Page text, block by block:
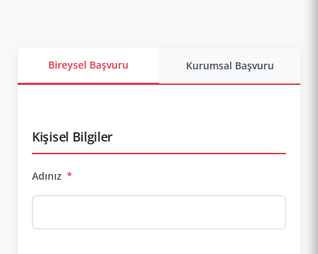
Bireysel Başvuru Kurumsal Başvuru
Kişisel Bilgiler
Adınız *